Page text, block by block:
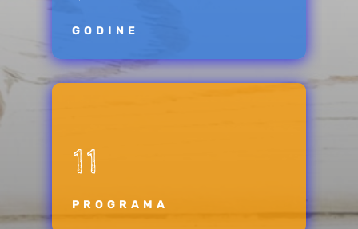
GODINE
11
PROGRAMA